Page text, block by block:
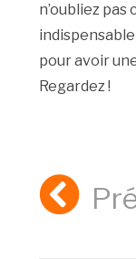
n’oubliez
pour avoir
Regardez !